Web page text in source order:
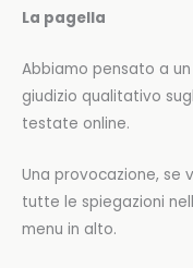
La pagella
Abbiamo pensato a
giudizio qualitativo
testate online.
Una provocazione, se
tutte le spiegazioni
menu in alto.